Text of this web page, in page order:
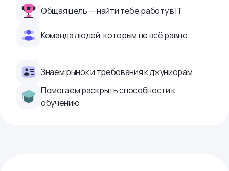
Общая цель — найти тебе работу в IТ
Команда людей, которым не всё равно
Знаем рынок и требования к джуниорам
Помогаем раскрыть способности к
обучению